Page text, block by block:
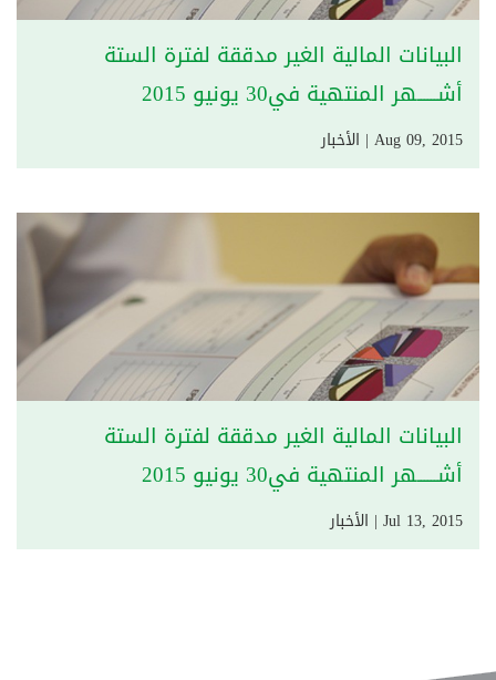
البيانات المالية الغير مدققة لفترة الستة
أشــــــهر المنتهية في30 يونيو 2015
Aug 09, 2015 | الأخبار
البيانات المالية الغير مدققة لفترة الستة
أشــــــهر المنتهية في30 يونيو 2015
Jul 13, 2015 | الأخبار